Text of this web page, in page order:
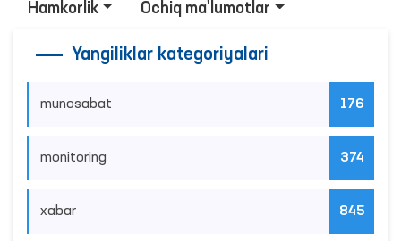
Hamkorlik Ochiq ma'lumotlar
Yangiliklar kategoriyalari
munosabat 176
monitoring 374
xabar 845